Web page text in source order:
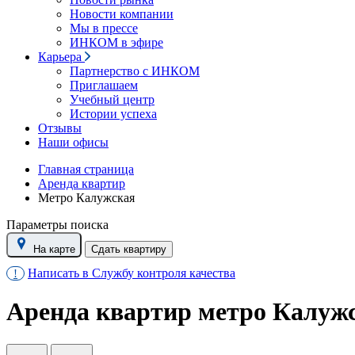
Новости компании
Мы в прессе
ИНКОМ в эфире
Карьера
Партнерство с ИНКОМ
Приглашаем
Учебный центр
Истории успеха
Отзывы
Наши офисы
Главная страница
Аренда квартир
Метро Калужская
Параметры поиска
На карте Сдать квартиру
! Написать в Службу контроля качества
Аренда квартир метро